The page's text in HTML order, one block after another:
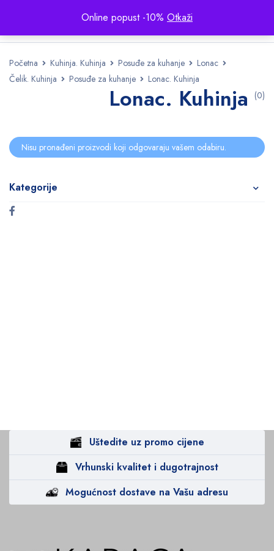
Online popust -10% Otkaži
Početna Kuhinja. Kuhinja Posuđe za kuhanje
Lonac
Čelik. Kuhinja
Posuđe za kuhanje Lonac. Kuhinja
Lonac. Kuhinja (0)
Kategorije
Nisu pronađeni proizvodi koji odgovaraju vašem odabiru.
Uštedite uz promo cijene
Vrhunski kvalitet i dugotrajnost
Mogućnost dostave na Vašu adresu